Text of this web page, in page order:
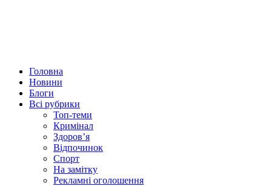
Головна
Новини
Блоги
Всі рубрики
Топ-теми
Кримінал
Здоров’я
Відпочинок
Спорт
На замітку
Рекламні оголошення